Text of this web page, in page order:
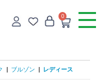
0
ブルゾン レディース